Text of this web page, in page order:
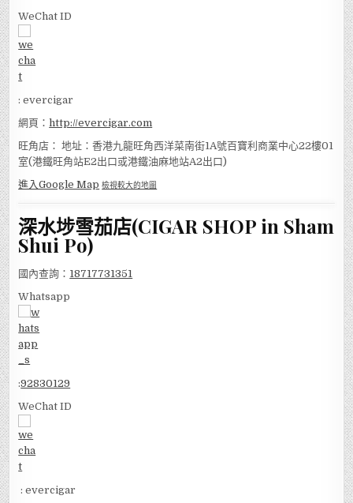
WeChat ID
: evercigar
網頁：http://evercigar.com
旺角店： 地址：香港九龍旺角西洋菜南街1A號百寶利商業中心22樓01
室(港鐵旺角站E2出口或港鐵油麻地站A2出口)
進入Google Map 檢視較大的地圖
深水埗雪茄店(CIGAR SHOP in Sham
Shui Po)
國內查詢： 18717731351
Whatsapp
:92830129
WeChat ID
: evercigar